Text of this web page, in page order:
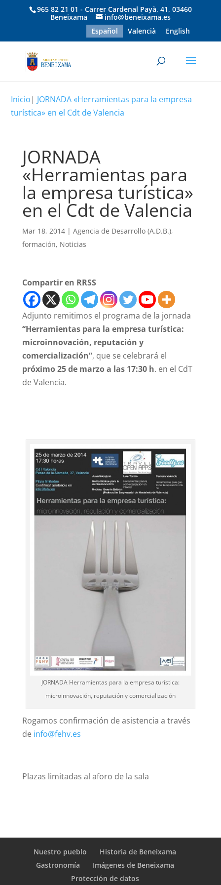
965 82 21 01 - Carrer Cardenal Payà, 41, 03460
Beneixama
info@beneixama.es
Español
Valencià English
Inicio| JORNADA «Herramientas para la empresa
turística» en el Cdt de Valencia
JORNADA
«Herramientas para
la empresa turística»
en el Cdt de Valencia
Mar 18, 2014| Agencia de Desarrollo (A.D.B.),
formación, Noticias
Compartir en RRSS
Adjunto remitimos el programa de la jornada
“Herramientas para la empresa turística:
microinnovación, reputación y
comercialización”, que se celebrará el
próximo 25 de marzo a las 17:30 h. en el CdT
de Valencia.
JORNADA Herramientas para la empresa turística:
microinnovación, reputación y comercialización
Rogamos confirmación de asistencia a través
de info@fehv.es
Plazas limitadas al aforo de la sala
Nuestro pueblo
Historia de Beneixama
Gastronomía
Imágenes de Beneixama
Protección de datos